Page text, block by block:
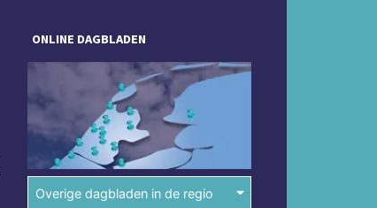
ONLINE DAGBLADEN
Overige dagbladen in de regio